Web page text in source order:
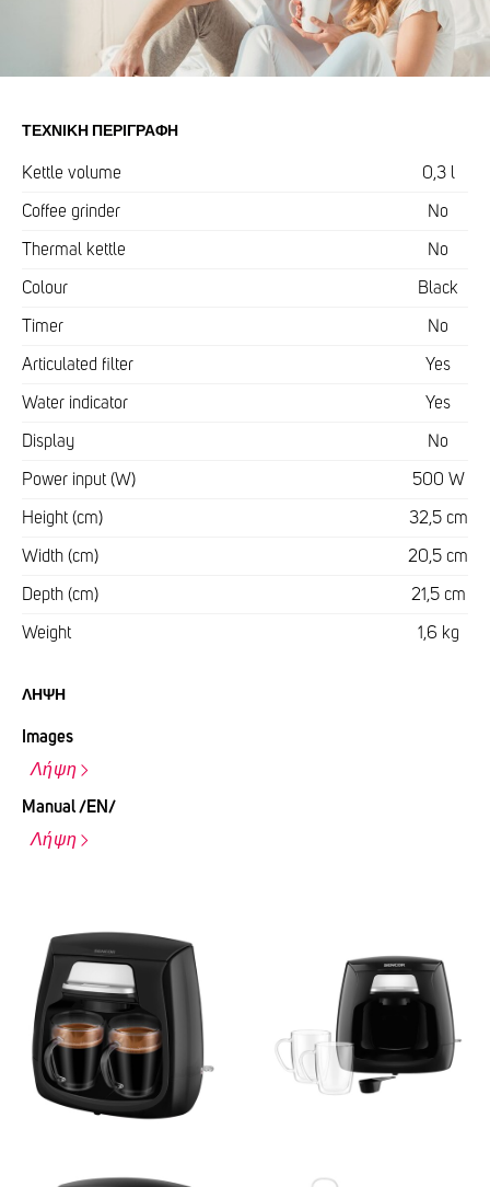
ΤΕΧΝΙΚΉ ΠΕΡΙΓΡΑΦΉ
Kettle volume 0,3 l
Coffee grinder No
Thermal kettle No
Colour Black
Timer No
Articulated filter Yes
Water indicator Yes
Display No
Power input (W) 500 W
Height (cm) 32,5 cm
Width (cm) 20,5 cm
Depth (cm) 21,5 cm
Weight 1,6 kg
ΛΉΨΗ
Images
Λήψη
Manual /EN/
Λήψη